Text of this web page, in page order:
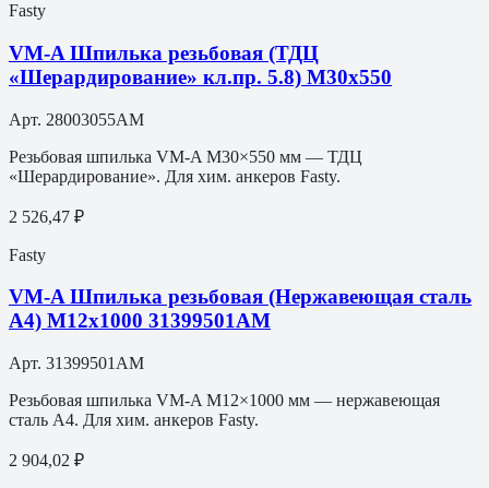
Fasty
VM-A Шпилька резьбовая (ТДЦ
«Шерардирование» кл.пр. 5.8) M30х550
Арт. 28003055AM
Резьбовая шпилька VM-A M30×550 мм — ТДЦ
«Шерардирование». Для хим. анкеров Fasty.
2 526,47 ₽
Fasty
VM-A Шпилька резьбовая (Нержавеющая сталь
A4) M12х1000 31399501АМ
Арт. 31399501АМ
Резьбовая шпилька VM-A M12×1000 мм — нержавеющая
сталь A4. Для хим. анкеров Fasty.
2 904,02 ₽